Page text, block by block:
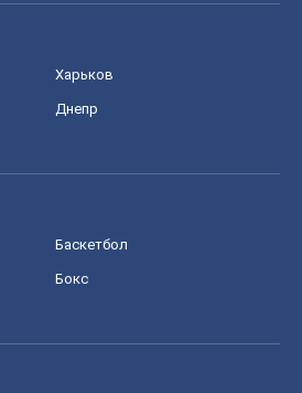
Харьков
Днепр
Баскетбол
Бокс